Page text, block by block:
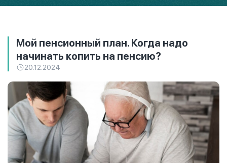
Мой пенсионный план. Когда надо
начинать копить на пенсию?
20.12.2024